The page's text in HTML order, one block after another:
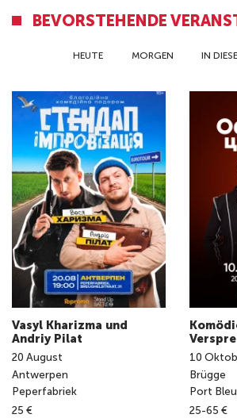
BEVORSTEHENDE
HEUTE MORGEN IN
Vasyl Kharizma und
Andriy Pilat
20 August
Antwerpen
Peperfabriek
25 €
10
Brügge
Port Bleu
25-65 €